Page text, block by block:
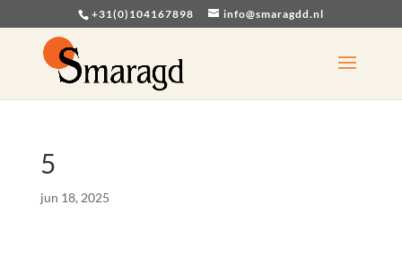
+31(0)104167898 info@smaragdd.nl
5
jun 18, 2025